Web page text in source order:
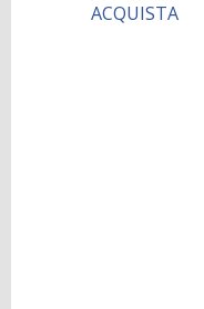
ACQUISTA